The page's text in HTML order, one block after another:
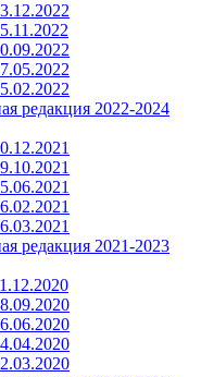
редакция 2022-2024
редакция 2021-2023